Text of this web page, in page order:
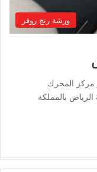
ورشة رنج روفر
مركز المحرك
بالمملكة